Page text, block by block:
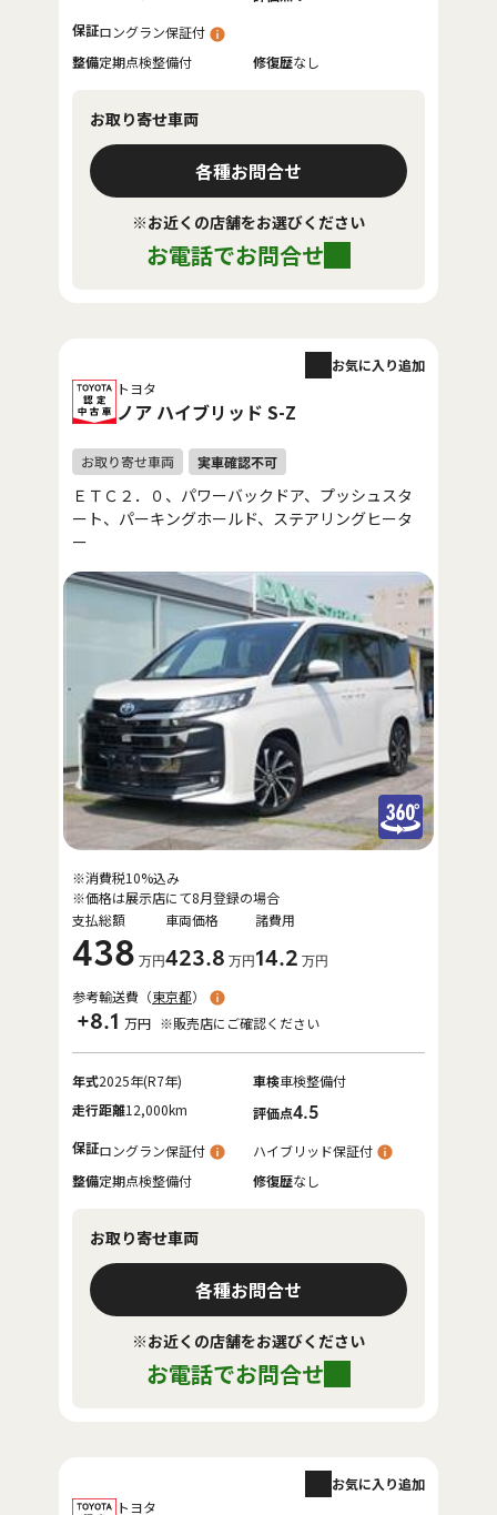
保証ロングラン保証付
整備定期点検整備付 修復歴なし
お取り寄せ車両
各種お問合せ
※お近くの店舗をお選びください
お電話でお問合せ
トヨタ
ノア ハイブリッド S-Z
お気に入り追加
ＥＴＣ２．０、パワーバックドア、プッシュスタ
ート、パーキングホールド、ステアリングヒータ
ー
支払総額
438 万円
車両価格
423.8 万円
諸費用
14.2 万円
※消費税10%込み
※価格は展示店にて8月登録の場合
参考輸送費（東京都）
+8.1 万円 ※販売店にご確認ください
年式2025年(R7年) 車検車検整備付
走行距離12,000km 評価点4.5
保証ロングラン保証付
ハイブリッド保証付
整備定期点検整備付 修復歴なし
お取り寄せ車両
各種お問合せ
※お近くの店舗をお選びください
お電話でお問合せ
トヨタ
お気に入り追加